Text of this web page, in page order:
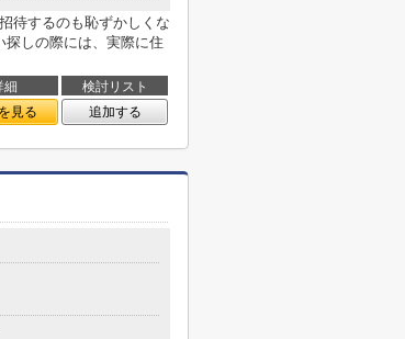
待するのも恥ずかしくな
探しの際には、実際に住
細
検討リスト
見る 追加する